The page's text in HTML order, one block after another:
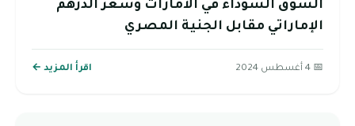
السوق السوداء في الامارات وسعر الدرهم
الإماراتي مقابل الجنية المصري
📅 4 أغسطس 2024 اقرأ المزيد ←